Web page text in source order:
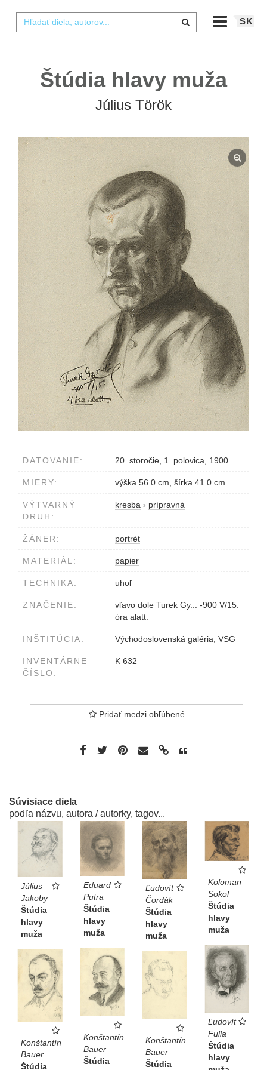
SK
Štúdia hlavy muža
Július Török
DATOVANIE: 20. storočie, 1. polovica, 1900
MIERY: výška 56.0 cm, šírka 41.0 cm
VÝTVARNÝ
DRUH:
kresba › prípravná
ŽÁNER: portrét
MATERIÁL: papier
TECHNIKA: uhoľ
ZNAČENIE:
vľavo dole Turek Gy... -900 V/15.
óra alatt.
INŠTITÚCIA: Východoslovenská galéria, VSG
INVENTÁRNE
ČÍSLO:
K 632
Pridať medzi obľúbené
Súvisiace diela
podľa názvu, autora / autorky, tagov...
Július
Jakoby
Štúdia
hlavy
muža
Eduard
Putra
Štúdia
hlavy
muža
Ľudovít
Čordák
Štúdia
hlavy
muža
Koloman
Sokol
Štúdia
hlavy
muža
Ľudovít
Fulla
Štúdia
hlavy
Konštantín
Bauer
Štúdia
Konštantín
Bauer
Štúdia
Konštantín
Bauer
Štúdia